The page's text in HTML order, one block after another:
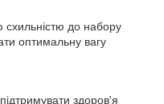
до набору
оптимальну вагу
здоров'я